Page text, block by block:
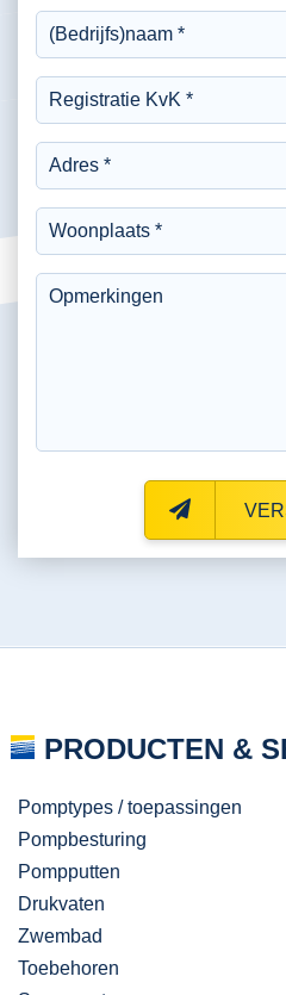
PRODUCTEN &
Pomptypes / toepassingen
Pompbesturing
Pompputten
Drukvaten
Zwembad
Toebehoren